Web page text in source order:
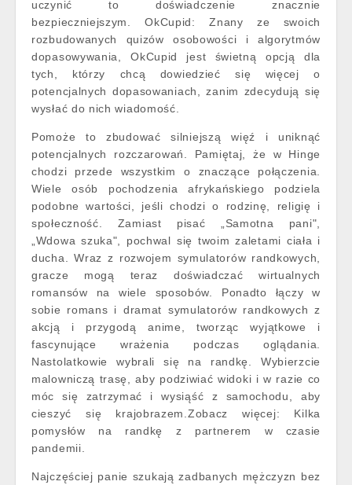
uczynić to doświadczenie znacznie
bezpieczniejszym. OkCupid: Znany ze swoich
rozbudowanych quizów osobowości i algorytmów
dopasowywania, OkCupid jest świetną opcją dla
tych, którzy chcą dowiedzieć się więcej o
potencjalnych dopasowaniach, zanim zdecydują się
wysłać do nich wiadomość.
Pomoże to zbudować silniejszą więź i uniknąć
potencjalnych rozczarowań. Pamiętaj, że w Hinge
chodzi przede wszystkim o znaczące połączenia.
Wiele osób pochodzenia afrykańskiego podziela
podobne wartości, jeśli chodzi o rodzinę, religię i
społeczność. Zamiast pisać „Samotna pani",
„Wdowa szuka", pochwal się twoim zaletami ciała i
ducha. Wraz z rozwojem symulatorów randkowych,
gracze mogą teraz doświadczać wirtualnych
romansów na wiele sposobów. Ponadto łączy w
sobie romans i dramat symulatorów randkowych z
akcją i przygodą anime, tworząc wyjątkowe i
fascynujące wrażenia podczas oglądania.
Nastolatkowie wybrali się na randkę. Wybierzcie
malowniczą trasę, aby podziwiać widoki i w razie co
móc się zatrzymać i wysiąść z samochodu, aby
cieszyć się krajobrazem.Zobacz więcej: Kilka
pomysłów na randkę z partnerem w czasie
pandemii.
Najczęściej panie szukają zadbanych mężczyzn bez